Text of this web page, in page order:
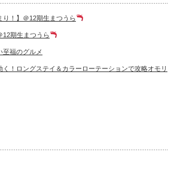
り！】＠12期生まつうら
12期生まつうら
至福のグルメ
く！ロングステイ＆カラーローテーションで攻略オモリ